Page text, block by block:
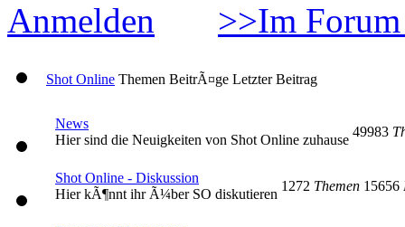
Anmelden >>Im
Shot Online Themen BeitrÃ¤ge Letzter Beitrag
News
Hier sind die Neuigkeiten von Shot Online zuhause
49983
Shot Online - Diskussion
Hier kÃ¶nnt ihr Ã¼ber SO diskutieren
1272 Themen 15656